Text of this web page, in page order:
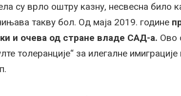
су врло оштру казну, несвесна било
такву бол. Од маја 2019. године
и очева од стране владе САД-а. Ово
толеранције“ за илегалне имиграције